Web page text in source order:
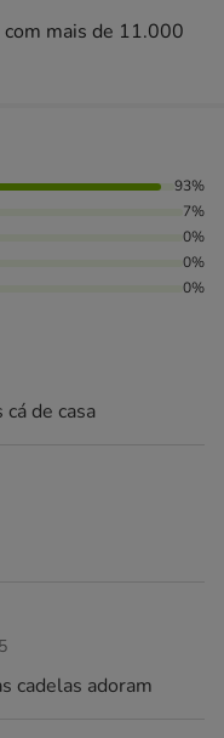
mais de 11.000
estrelas, 7% das
93%
7%
0%
0%
0%
de casa
cadelas adoram